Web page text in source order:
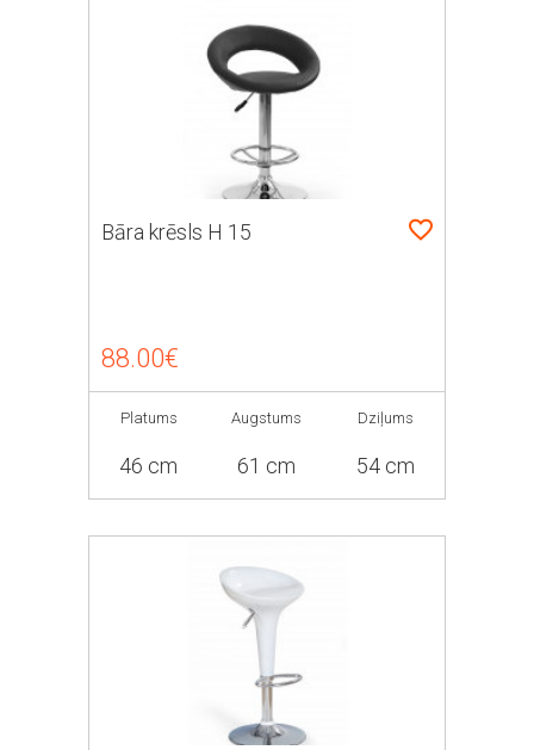
Bāra krēsls H 15
88.00€
Platums
46 cm
Augstums
61 cm
Dziļums
54 cm